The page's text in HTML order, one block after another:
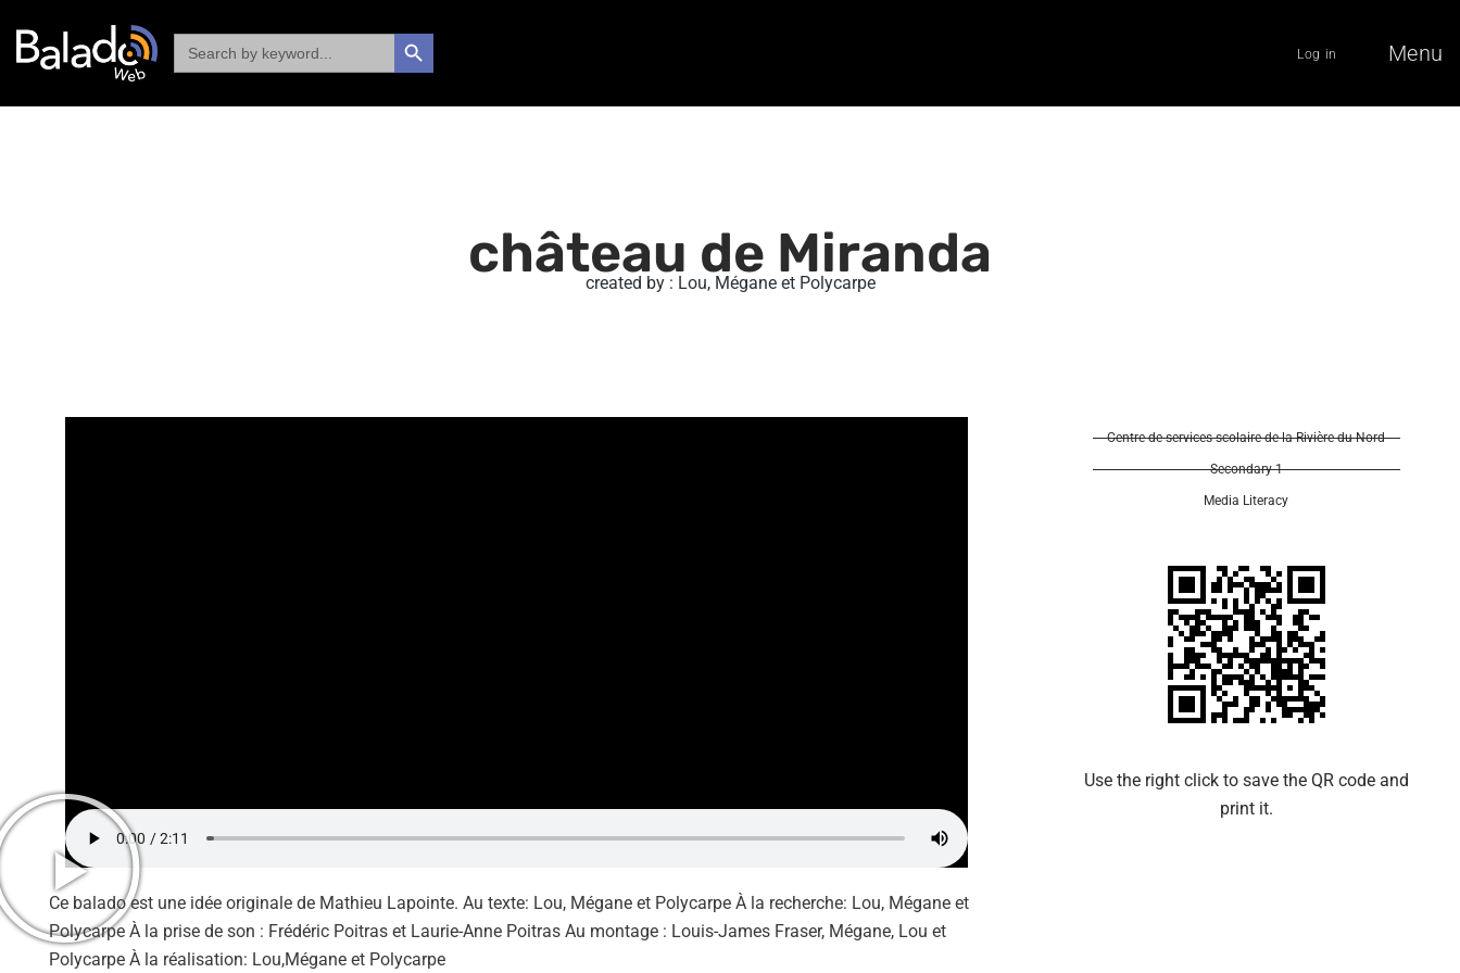
Search
for:
SEARCH BUTTON Log in Menu
château de Miranda
created by : Lou, Mégane et Polycarpe
Ce balado est une idée originale de Mathieu Lapointe. Au texte: Lou, Mégane et Polycarpe À la recherche: Lou, Mégane et
Polycarpe À la prise de son : Frédéric Poitras et Laurie-Anne Poitras Au montage : Louis-James Fraser, Mégane, Lou et
Polycarpe À la réalisation: Lou,Mégane et Polycarpe
Centre de services scolaire de la Rivière-du-Nord
Secondary 1
Media Literacy
Use the right click to save the QR code and
print it.​​